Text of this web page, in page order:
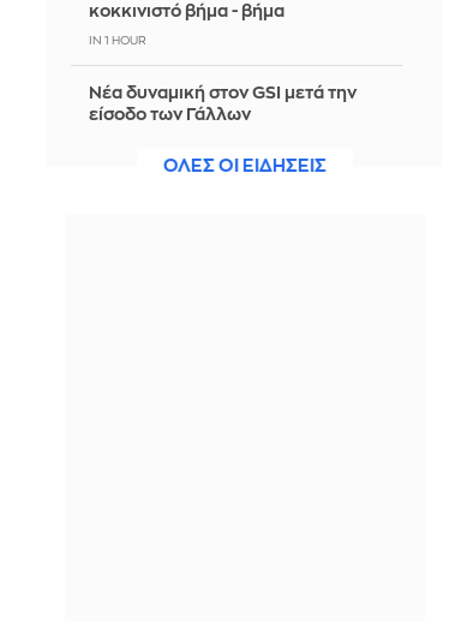
κοκκινιστό βήμα - βήμα
IN 1 HOUR
Νέα δυναμική στον GSI μετά την
είσοδο των Γάλλων
ΟΛΕΣ ΟΙ ΕΙΔΗΣΕΙΣ